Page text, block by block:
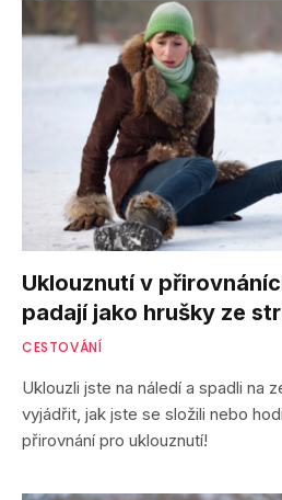
Uklouznutí v
padají jako hrušky ze
CESTOVÁNÍ
Uklouzli jste na náledí a spadli na
vyjádřit, jak jste se složili nebo
přirovnání pro uklouznutí!